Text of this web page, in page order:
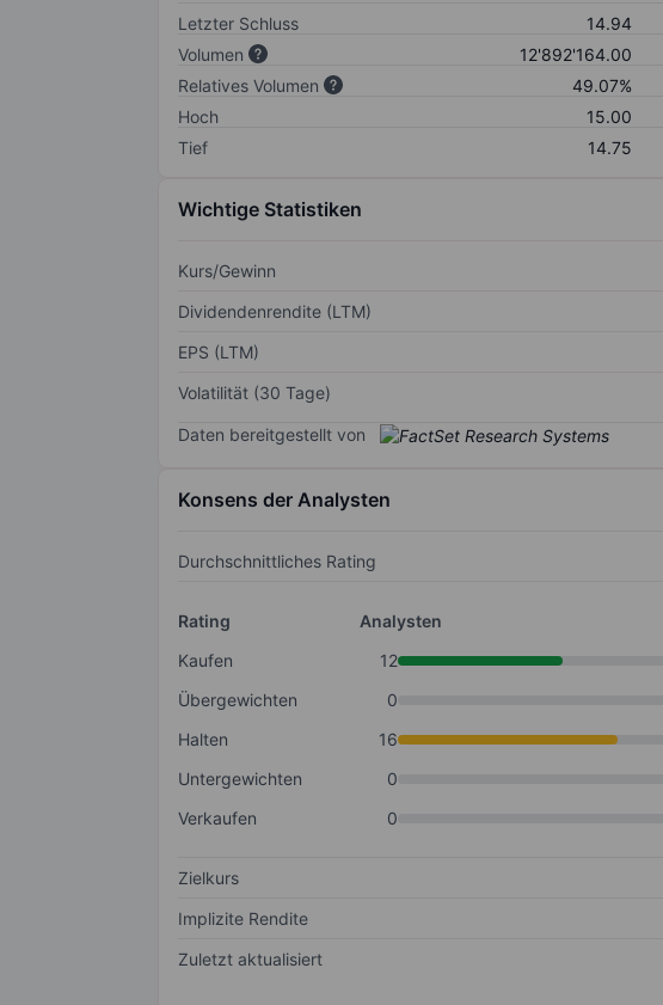
Letzter Schluss
14.94
Volumen
12'892'164.00
Relatives Volumen
49.07%
Hoch
15.00
Tief
14.75
Wichtige Statistiken
Kurs/Gewinn
Dividendenrendite (LTM)
EPS (LTM)
Volatilität (30 Tage)
Daten bereitgestellt von
Konsens der Analysten
Durchschnittliches Rating
Rating
Analysten
Kaufen
12
Übergewichten
0
Halten
16
Untergewichten
0
Verkaufen
0
Zielkurs
Implizite Rendite
Zuletzt aktualisiert